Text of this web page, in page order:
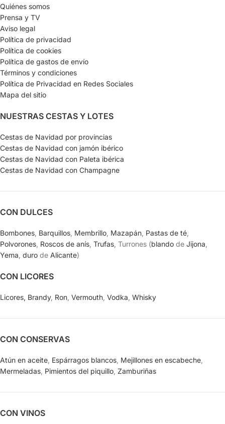
Quiénes somos
Prensa y TV
Aviso legal
Política de privacidad
Política de cookies
Política de gastos de envío
Términos y condiciones
Política de Privacidad en Redes Sociales
Mapa del sitio
NUESTRAS CESTAS Y LOTES
Cestas de Navidad por provincias
Cestas de Navidad con jamón ibérico
Cestas de Navidad con Paleta ibérica
Cestas de Navidad con Champagne
CON DULCES
Bombones Barquillos Membrillo Mazapán Pastas de té
Polvorones Roscos de anís Trufas , Turrones (blando de Jijona
Yema duro de Alicante)
CON LICORES
Licores, Brandy, Ron Vermouth Vodka Whisky
CON CONSERVAS
Atún en aceite Espárragos blancos Mejillones en escabeche
Mermeladas Pimientos del piquillo Zamburiñas
CON VINOS